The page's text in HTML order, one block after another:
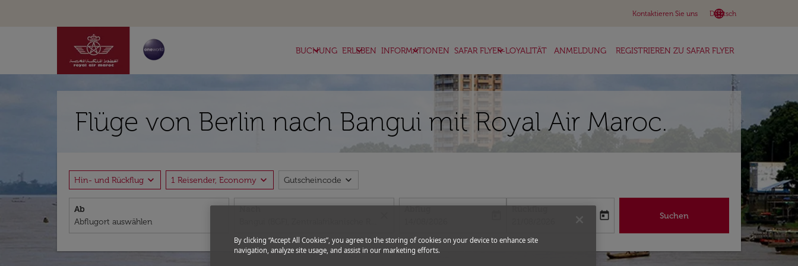
Kontaktieren Sie uns language
Deutsch
keyboard_arrow_down
BUCHUNG
keyboard_arrow_down ERLEBEN
keyboard_arrow_down INFORMATIONEN
keyboard_arrow_down SAFAR FLYER-LOYALITÄT
keyboard_arrow_down ANMELDUNG REGISTRIEREN ZU SAFAR FLYER
Flüge von Berlin nach Bangui mit Royal Air Maroc.
Hin- und Rückflug expand_more 1 Reisender, Economy expand_more Gutscheincode expand_more
Ab
fc-booking-return-date-aria-label
today Suchen
By clicking “Accept All Cookies”, you agree to the storing of cookies on your device to enhance site
navigation, analyze site usage, and assist in our marketing efforts.